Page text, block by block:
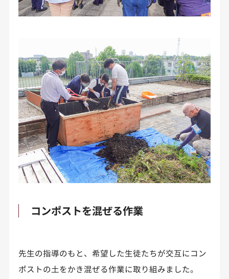
コンポストを混ぜる作業
先生の指導のもと、希望した生徒たちが交互にコン
ポストの土をかき混ぜる作業に取り組みました。